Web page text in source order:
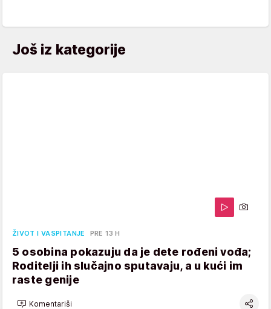
Još iz kategorije
ŽIVOT I VASPITANJE PRE 13 H
5 osobina pokazuju da je dete rođeni vođa;
Roditelji ih slučajno sputavaju, a u kući im
raste genije
Komentariši